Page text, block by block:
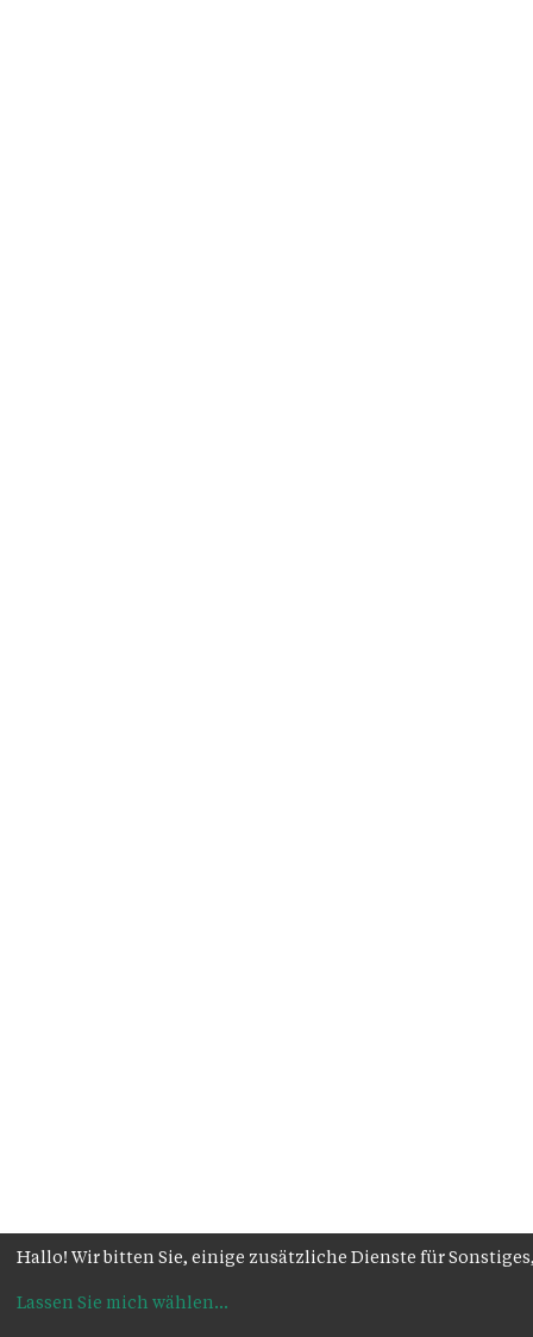
Hallo! Wir bitten Sie, einige zusätzliche Dienste für
Lassen Sie mich wählen...